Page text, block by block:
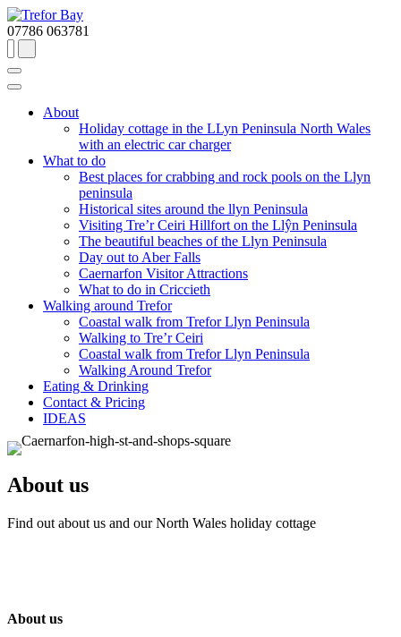
07786 063781
About
Holiday cottage in the LLyn Peninsula North Wales
with an electric car charger
What to do
Best places for crabbing and rock pools on the Llyn
peninsula
Historical sites around the llyn Peninsula
Visiting Tre’r Ceiri Hillfort on the Llŷn Peninsula
The beautiful beaches of the Llyn Peninsula
Day out to Aber Falls
Caernarfon Visitor Attractions
What to do in Criccieth
Walking around Trefor
Coastal walk from Trefor Llyn Peninsula
Walking to Tre’r Ceiri
Coastal walk from Trefor Llyn Peninsula
Walking Around Trefor
Eating & Drinking
Contact & Pricing
IDEAS
About us
Find out about us and our North Wales holiday cottage
About us